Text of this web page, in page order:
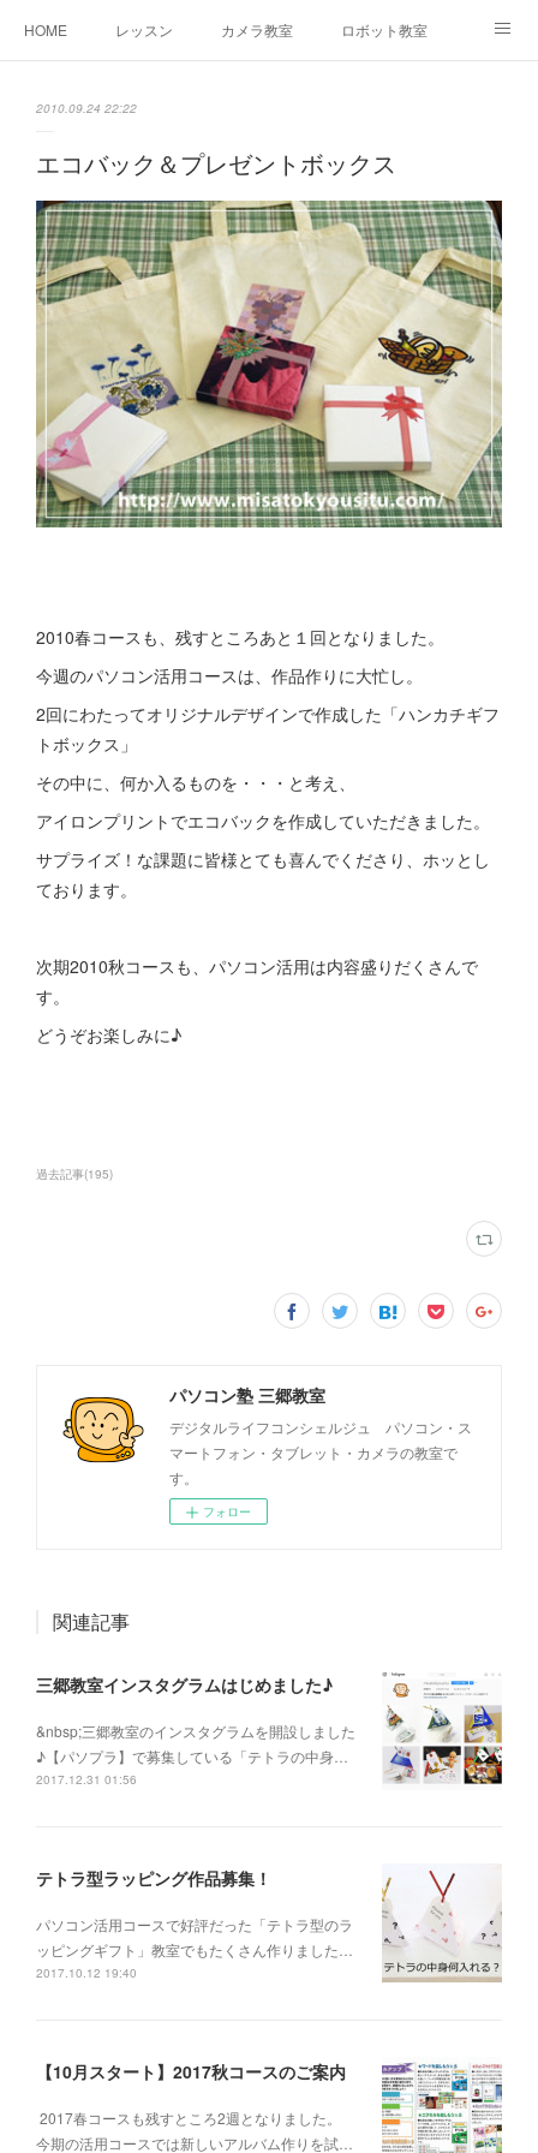
HOME レッスン カメラ教室 ロボット教室
2010.09.24 22:22
エコバック＆プレゼントボックス
2010春コースも、残すところあと１回となりました。
今週のパソコン活用コースは、作品作りに大忙し。
2回にわたってオリジナルデザインで作成した「ハンカチギフ
トボックス」
その中に、何か入るものを・・・と考え、
アイロンプリントでエコバックを作成していただきました。
サプライズ！な課題に皆様とても喜んでくださり、ホッとし
ております。
次期2010秋コースも、パソコン活用は内容盛りだくさんで
す。
どうぞお楽しみに♪
過去記事(195)
パソコン塾 三郷教室
デジタルライフコンシェルジュ パソコン・ス
マートフォン・タブレット・カメラの教室で
す。
フォロー
関連記事
三郷教室インスタグラムはじめました♪
&nbsp;三郷教室のインスタグラムを開設しました
♪【パソプラ】で募集している「テトラの中身…
2017.12.31 01:56
テトラ型ラッピング作品募集！
パソコン活用コースで好評だった「テトラ型のラ
ッピングギフト」教室でもたくさん作りました…
2017.10.12 19:40
【10月スタート】2017秋コースのご案内
2017春コースも残すところ2週となりました。
今期の活用コースでは新しいアルバム作りを試…